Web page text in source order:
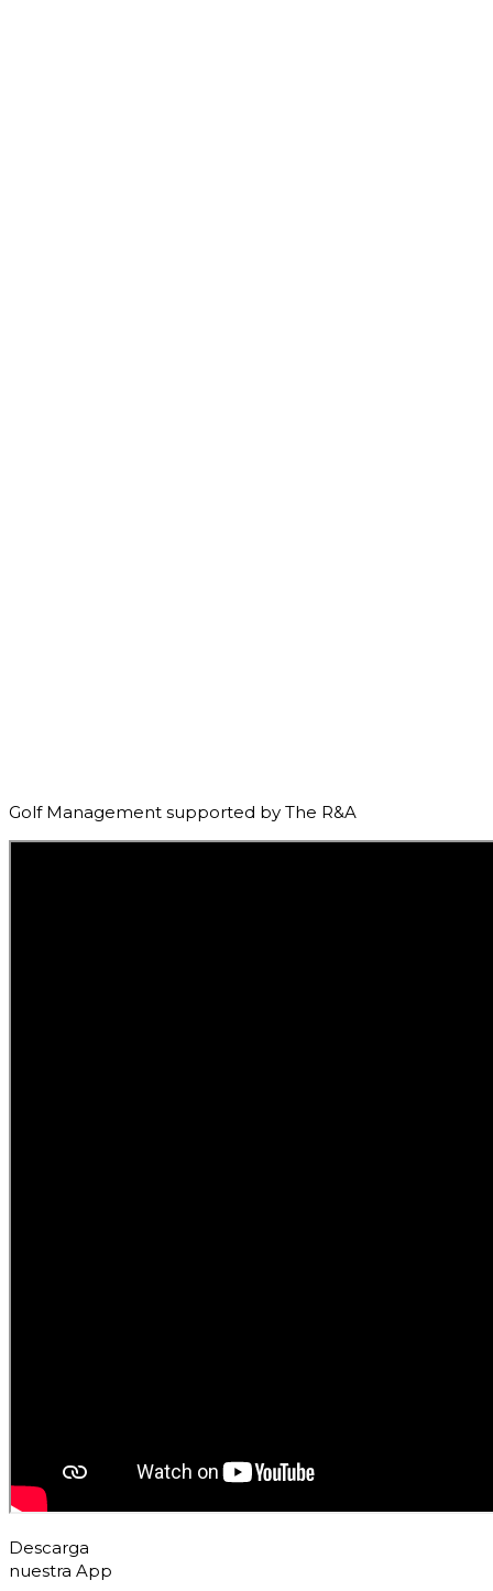
Golf Management supported by The R&A
Descarga
nuestra App